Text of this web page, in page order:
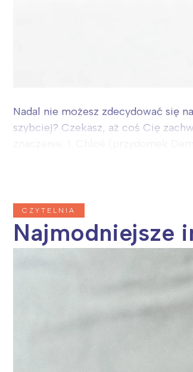
Nadal nie możesz zdecydować się
szybciej? Czekasz, aż coś Cię
CZYTELNIA
Najmodniejsze